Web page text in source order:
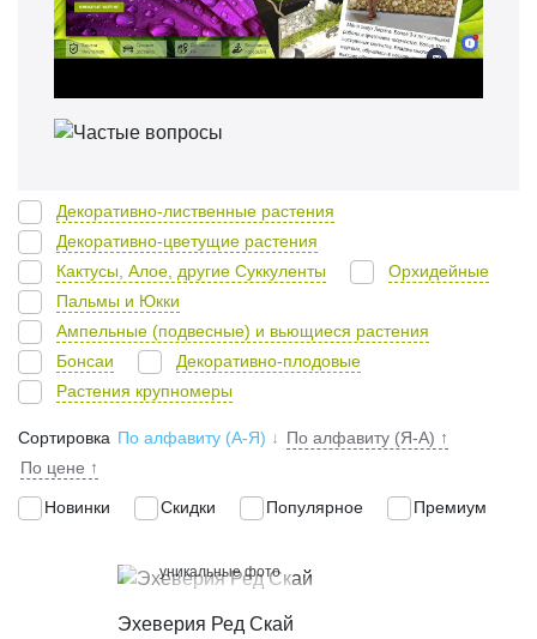
Декоративно-лиственные растения
Декоративно-цветущие растения
Кактусы, Алое, другие Суккуленты
Орхидейные
Пальмы и Юкки
Ампельные (подвесные) и вьющиеся растения
Бонсаи
Декоративно-плодовые
Растения крупномеры
Сортировка По алфавиту (А-Я) ↓ По алфавиту (Я-А) ↑
По цене ↑
Новинки Скидки Популярное Премиум
уникальные фото
Эхеверия Ред Скай